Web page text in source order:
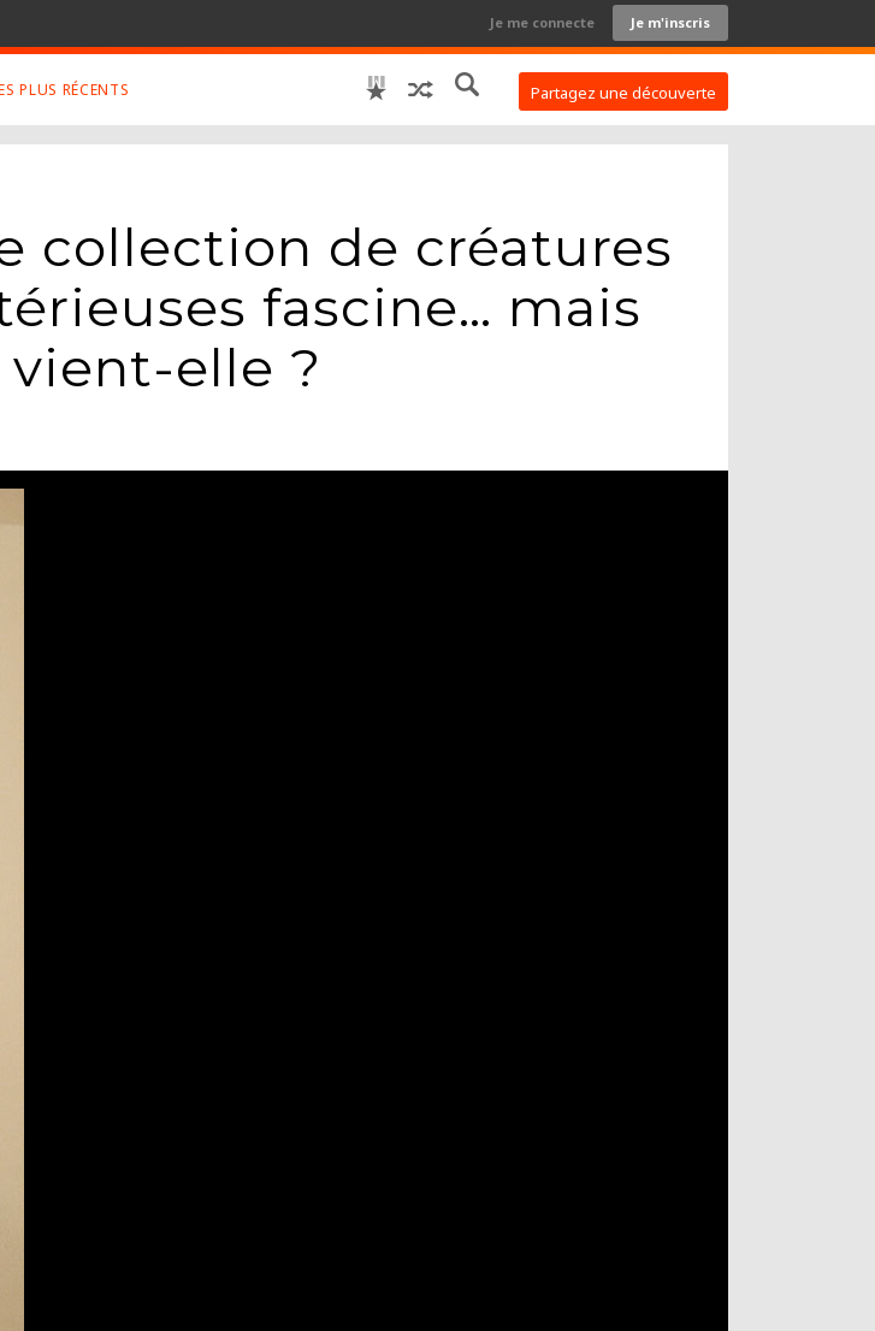
Je me connecte Je m'inscris
Google+
Mentions Légales
Conditions Générales
PLUS RÉCENTS Partagez une découverte
collection de créatures
fascine… mais
vient-elle ?